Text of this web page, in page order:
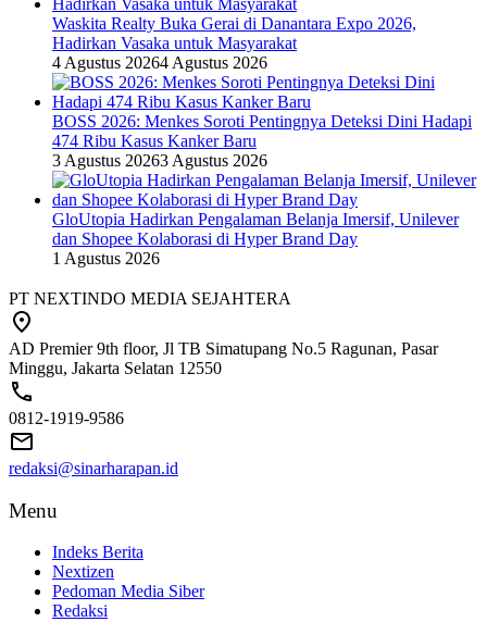
Waskita Realty Buka Gerai di Danantara Expo 2026,
Hadirkan Vasaka untuk Masyarakat
4 Agustus 20264 Agustus 2026
BOSS 2026: Menkes Soroti Pentingnya Deteksi Dini Hadapi
474 Ribu Kasus Kanker Baru
3 Agustus 20263 Agustus 2026
GloUtopia Hadirkan Pengalaman Belanja Imersif, Unilever
dan Shopee Kolaborasi di Hyper Brand Day
1 Agustus 2026
PT NEXTINDO MEDIA SEJAHTERA
AD Premier 9th floor, Jl TB Simatupang No.5 Ragunan, Pasar
Minggu, Jakarta Selatan 12550
0812-1919-9586
redaksi@sinarharapan.id
Menu
Indeks Berita
Nextizen
Pedoman Media Siber
Redaksi